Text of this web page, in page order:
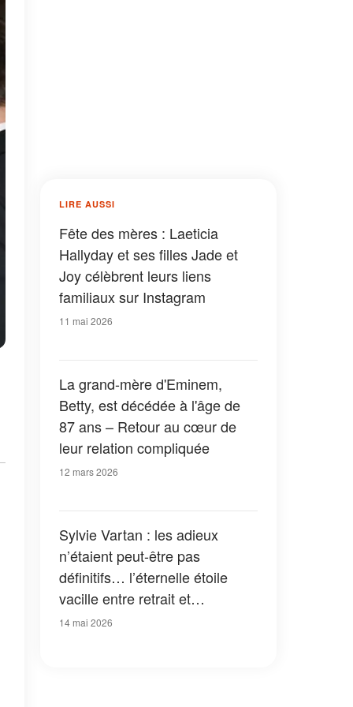
LIRE AUSSI
Fête des mères : Laeticia
Hallyday et ses filles Jade et
Joy célèbrent leurs liens
familiaux sur Instagram
11 mai 2026
La grand-mère d'Eminem,
Betty, est décédée à l'âge de
87 ans – Retour au cœur de
leur relation compliquée
12 mars 2026
Sylvie Vartan : les adieux
n’étaient peut-être pas
définitifs… l’éternelle étoile
vacille entre retrait et
renaissance
14 mai 2026